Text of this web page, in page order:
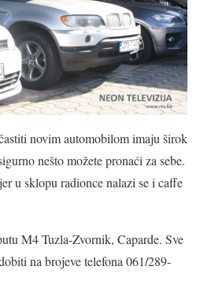
novim automobilom imaju širok
nešto možete pronaći za sebe.
u sklopu radionce nalazi se i caffe
M4 Tuzla-Zvornik, Caparde. Sve
na brojeve telefona 061/289-